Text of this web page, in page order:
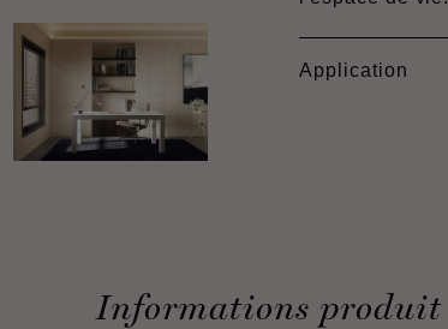
Application
Informations produit